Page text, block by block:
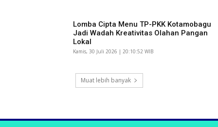
Lomba Cipta Menu TP-PKK Kotamobagu
Jadi Wadah Kreativitas Olahan Pangan
Lokal
Kamis, 30 Juli 2026 | 20:10:52 WIB
Muat lebih banyak